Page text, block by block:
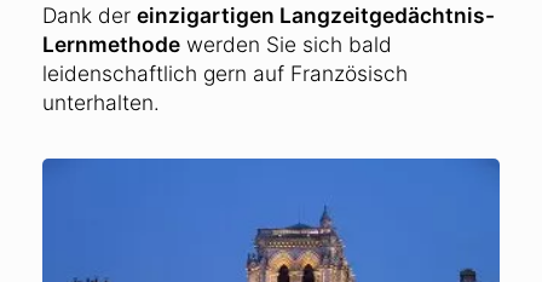
Dank der einzigartigen Langzeitgedächtnis-
Lernmethode werden Sie sich bald
leidenschaftlich gern auf Französisch
unterhalten.